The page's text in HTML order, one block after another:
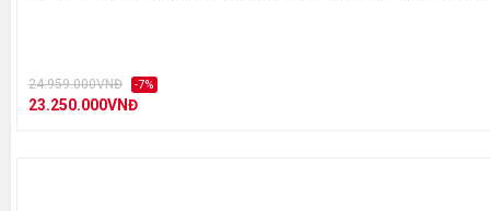
24.959.000VNĐ -7%
23.250.000VNĐ